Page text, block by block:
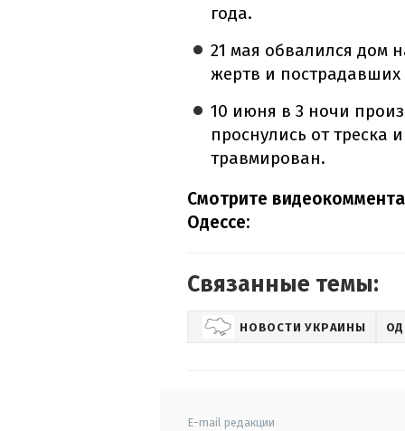
года.
21 мая обвалился дом
жертв и
10 июня в 3 ночи
проснулись от треска
травмирован.
Смотрите
Одессе:
Связанные темы:
НОВОСТИ УКРАИНЫ
E-mail редакции